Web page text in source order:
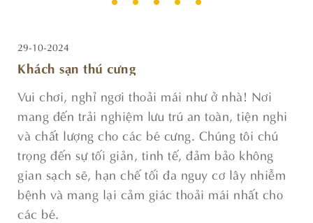
29-10-2024
Khách sạn thú cưng
Vui chơi, nghỉ ngơi thoải mái như ở nhà! Nơi
mang đến trải nghiệm lưu trú an toàn, tiện nghi
và chất lượng cho các bé cưng. Chúng tôi chú
trọng đến sự tối giản, tinh tế, đảm bảo không
gian sạch sẽ, hạn chế tối đa nguy cơ lây nhiễm
bệnh và mang lại cảm giác thoải mái nhất cho
các bé.